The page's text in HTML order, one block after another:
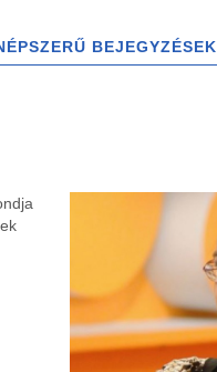
BEJEGYZÉSEK